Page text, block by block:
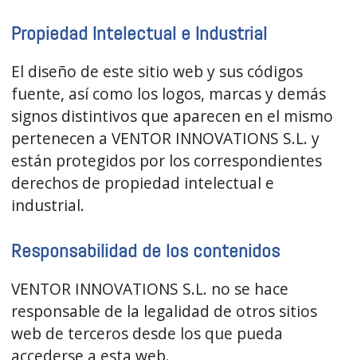
Propiedad Intelectual e Industrial
El diseño de este sitio web y sus códigos
fuente, así como los logos, marcas y demás
signos distintivos que aparecen en el mismo
pertenecen a VENTOR INNOVATIONS S.L. y
están protegidos por los correspondientes
derechos de propiedad intelectual e
industrial.
Responsabilidad de los contenidos
VENTOR INNOVATIONS S.L. no se hace
responsable de la legalidad de otros sitios
web de terceros desde los que pueda
accederse a esta web.